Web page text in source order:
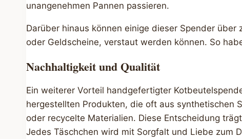
unangenehmen Pannen passieren.
Darüber hinaus können einige dieser Spender
oder Geldscheine, verstaut werden können. So
Nachhaltigkeit und Qualität
Ein weiterer Vorteil handgefertigter
hergestellten Produkten, die oft aus synthetischen
oder recycelte Materialien. Diese Entscheidung
Jedes Täschchen wird mit Sorgfalt und Liebe zum